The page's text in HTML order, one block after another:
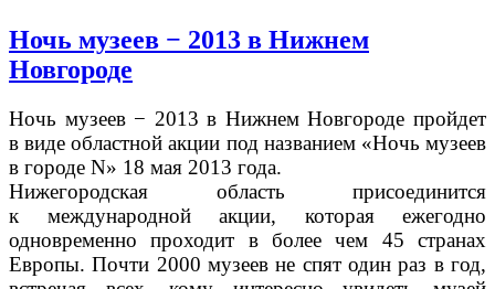
Ночь музеев − 2013 в Нижнем
Новгороде
Ночь музеев − 2013 в Нижнем Новгороде пройдет
в виде областной акции под названием «Ночь музеев
в городе N» 18 мая 2013 года.
Нижегородская область присоединится
к международной акции, которая ежегодно
одновременно проходит в более чем 45 странах
Европы. Почти 2000 музеев не спят один раз в год,